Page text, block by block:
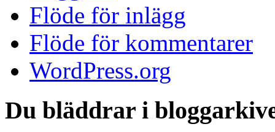
Flöde för inlägg
Flöde för kommentarer
WordPress.org
Du bläddrar i